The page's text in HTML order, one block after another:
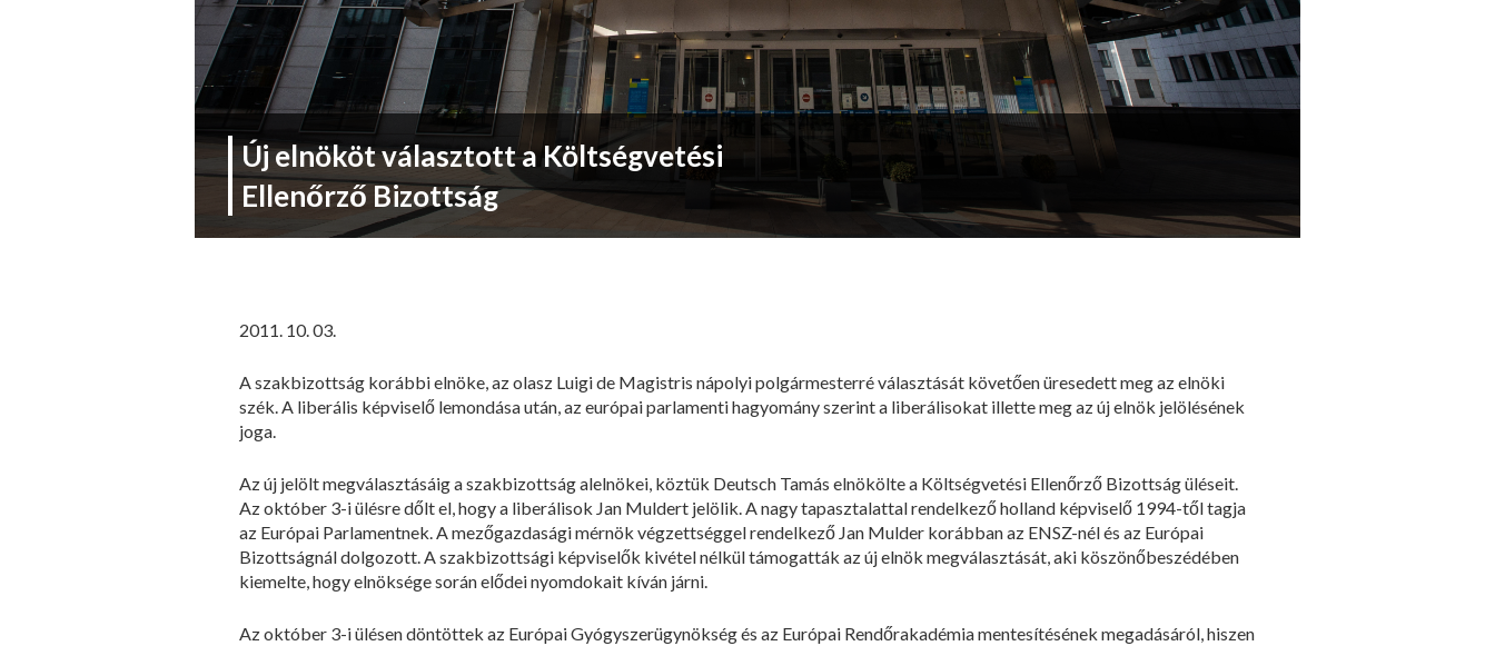
Új elnököt választott a Költségvetési
Ellenőrző Bizottság
2011. 10. 03.
A szakbizottság korábbi elnöke, az olasz Luigi de Magistris nápolyi polgármesterré választását követően üresedett meg az elnöki
szék. A liberális képviselő lemondása után, az európai parlamenti hagyomány szerint a liberálisokat illette meg az új elnök jelölésének
joga.
Az új jelölt megválasztásáig a szakbizottság alelnökei, köztük Deutsch Tamás elnökölte a Költségvetési Ellenőrző Bizottság üléseit.
Az október 3-i ülésre dőlt el, hogy a liberálisok Jan Muldert jelölik. A nagy tapasztalattal rendelkező holland képviselő 1994-től tagja
az Európai Parlamentnek. A mezőgazdasági mérnök végzettséggel rendelkező Jan Mulder korábban az ENSZ-nél és az Európai
Bizottságnál dolgozott. A szakbizottsági képviselők kivétel nélkül támogatták az új elnök megválasztását, aki köszönőbeszédében
kiemelte, hogy elnöksége során elődei nyomdokait kíván járni.
Az október 3-i ülésen döntöttek az Európai Gyógyszerügynökség és az Európai Rendőrakadémia mentesítésének megadásáról, hiszen